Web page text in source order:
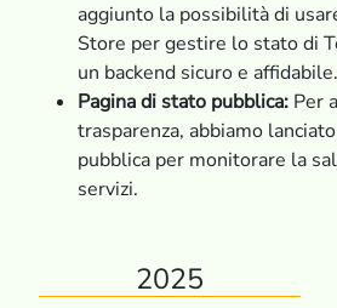
aggiunto la possibilità di
Store per gestire lo stato di
un backend sicuro e affidabile.
Pagina di stato pubblica: Per
trasparenza, abbiamo
pubblica per monitorare la
servizi.
2025